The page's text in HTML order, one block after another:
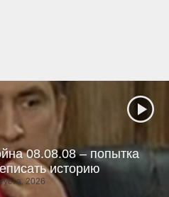
08.08.08 – попытка
историю
2026